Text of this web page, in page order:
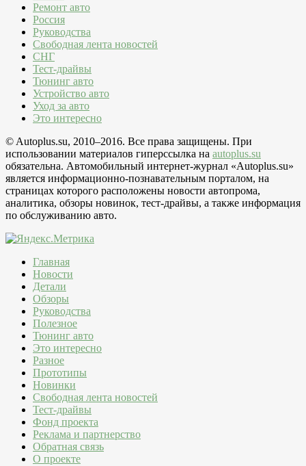
Ремонт авто
Россия
Руководства
Свободная лента новостей
СНГ
Тест-драйвы
Тюнинг авто
Устройство авто
Уход за авто
Это интересно
© Autoplus.su, 2010–2016. Все права защищены. При
использовании материалов гиперссылка на autoplus.su
обязательна. Автомобильный интернет-журнал «Autoplus.su»
является информационно-познавательным порталом, на
страницах которого расположены новости автопрома,
аналитика, обзоры новинок, тест-драйвы, а также информация
по обслуживанию авто.
Главная
Новости
Детали
Обзоры
Руководства
Полезное
Тюнинг авто
Это интересно
Разное
Прототипы
Новинки
Свободная лента новостей
Тест-драйвы
Фонд проекта
Реклама и партнерство
Обратная связь
О проекте